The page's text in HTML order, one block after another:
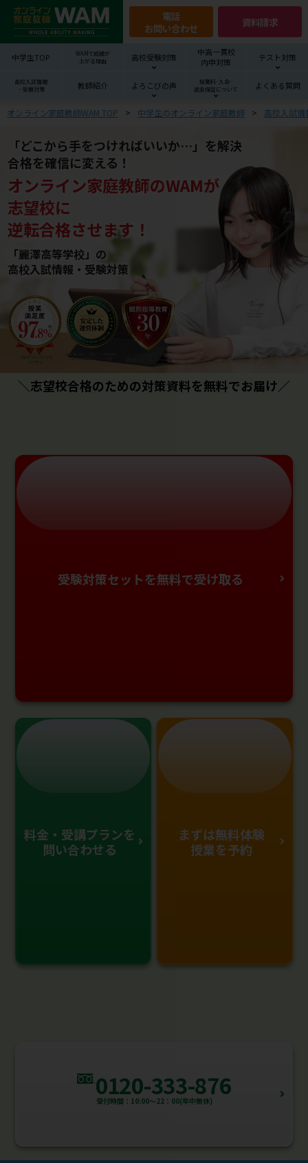
電話
お問い合わせ
資料請求
中学生TOP
WAMで成績が
上がる理由
高校受験対策
中高一貫校
内申対策
テスト対策
高校入試情報
・受験対策
教師紹介 よろこびの声
授業料･入会･
返金保証について
よくある質問
オンライン家庭教師WAM TOP 中学生のオンライン家庭教師 高校入試
「どこから手をつければいいか…」を解決
合格を確信に変える！
オンライン家庭教師のWAMが
志望校に
逆転合格させます！
「麗澤高等学校」の
高校入試情報・受験対策
＼志望校合格のための対策資料を無料でお届け／
受験対策セットを無料で受け取る
料金・受講プランを
問い合わせる
まずは無料体験
授業を予約
0120-333-876
受付時間：10:00～22：00(年中無休)